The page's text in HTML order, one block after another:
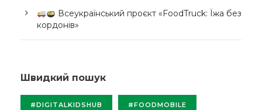
Всеукраїнський проєкт «FoodTruck: Їжа без
кордонів»
Швидкий пошук
#DIGITALKIDSHUB #FOODMOBILE